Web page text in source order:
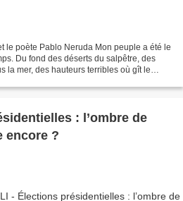
le poète Pablo Neruda Mon peuple a été le
Du fond des déserts du salpêtre, des
la mer, des hauteurs terribles où gît le
: l’ombre de
encore ?